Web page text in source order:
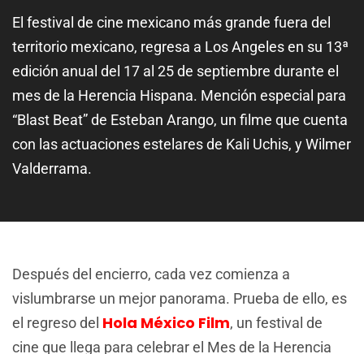
El festival de cine mexicano más grande fuera del
territorio mexicano, regresa a Los Angeles en su 13ª
edición anual del 17 al 25 de septiembre durante el
mes de la Herencia Hispana. Mención especial para
“Blast Beat” de Esteban Arango, un filme que cuenta
con las actuaciones estelares de Kali Uchis, y Wilmer
Valderrama.
Después del encierro, cada vez comienza a
vislumbrarse un mejor panorama. Prueba de ello, es
el regreso del Hola México Film, un festival de
cine que llega para celebrar el Mes de la Herencia